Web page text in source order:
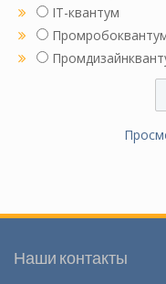
IT-квантум
Наши контакты